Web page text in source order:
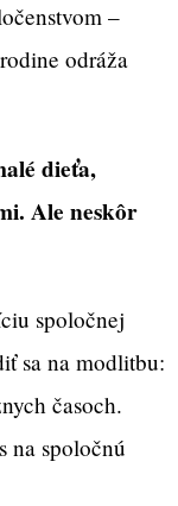
–
odráža
dieťa,
Ale neskôr
spoločnej
sa na modlitbu:
časoch.
na spoločnú